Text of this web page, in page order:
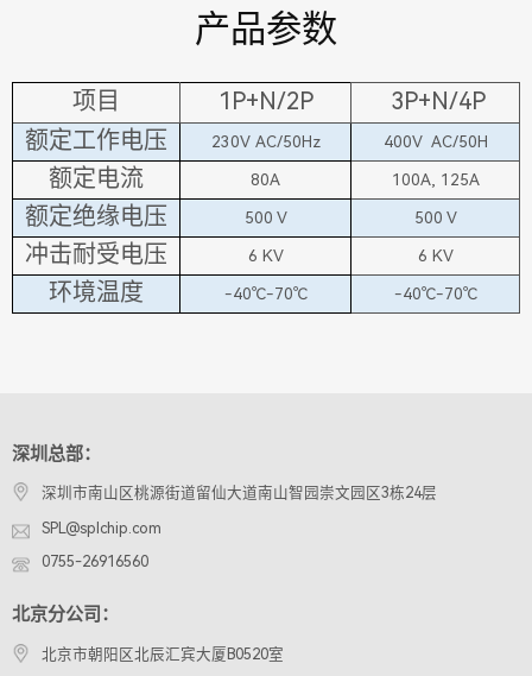
产品参数
项目 1P+N/2P 3P+N/4P
额定工作电压 230V AC/50Hz 400V AC/50H
额定电流 80A 100A, 125A
额定绝缘电压 500 V 500 V
冲击耐受电压 6 KV 6 KV
环境温度 -40℃-70℃ -40℃-70℃
深圳总部：
深圳市南山区桃源街道留仙大道南山智园崇文园区3栋24层
SPL@splchip.com
0755-26916560
北京分公司：
北京市朝阳区北辰汇宾大厦B0520室